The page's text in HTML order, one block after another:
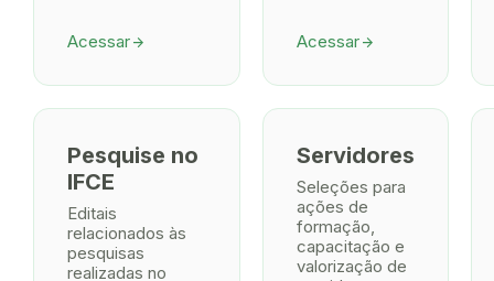
Acessararrow_forward Acessararrow_forward
Pesquise no
IFCE
Editais
relacionados às
pesquisas
realizadas no
Servidores
Seleções para
ações de
formação,
capacitação e
valorização de